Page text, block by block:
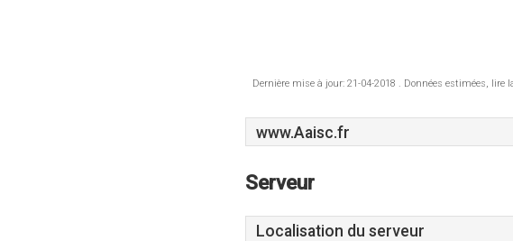
Dernière mise à jour: 21-04-2018 . Données estimées, lire
www.Aaisc.fr
Serveur
Localisation du serveur